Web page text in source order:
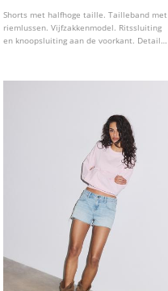
Shorts met halfhoge taille. Tailleband met
riemlussen. Vijfzakkenmodel. Ritssluiting
en knoopsluiting aan de voorkant. Detail